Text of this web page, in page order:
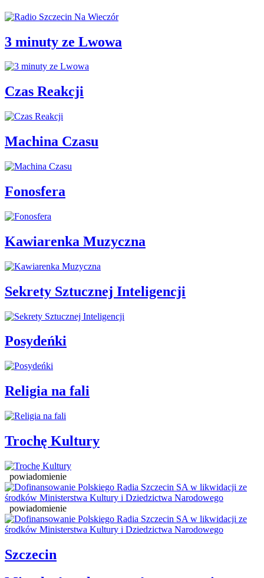
3 minuty ze Lwowa
Czas Reakcji
Machina Czasu
Fonosfera
Kawiarenka Muzyczna
Sekrety Sztucznej Inteligencji
Posydeńki
Religia na fali
Trochę Kultury
powiadomienie
powiadomienie
Szczecin